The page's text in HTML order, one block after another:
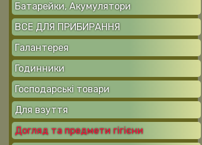
Батарейки, Акумулятори
ВСЕ ДЛЯ ПРИБИРАННЯ
Галантерея
РЮКЗАКИ, СУМКИ,
КОСМЕТИЧКИ
Годинники
Господарські товари
ІНШІ ГОСПОДАРСЬКІ
ТОВАРИ
ВІШАЛКИ, ПЛЕЧИКИ,
СУШАРКИ ДЛЯ БІЛИЗНИ
Для взуття
Догляд та предмети гігієни